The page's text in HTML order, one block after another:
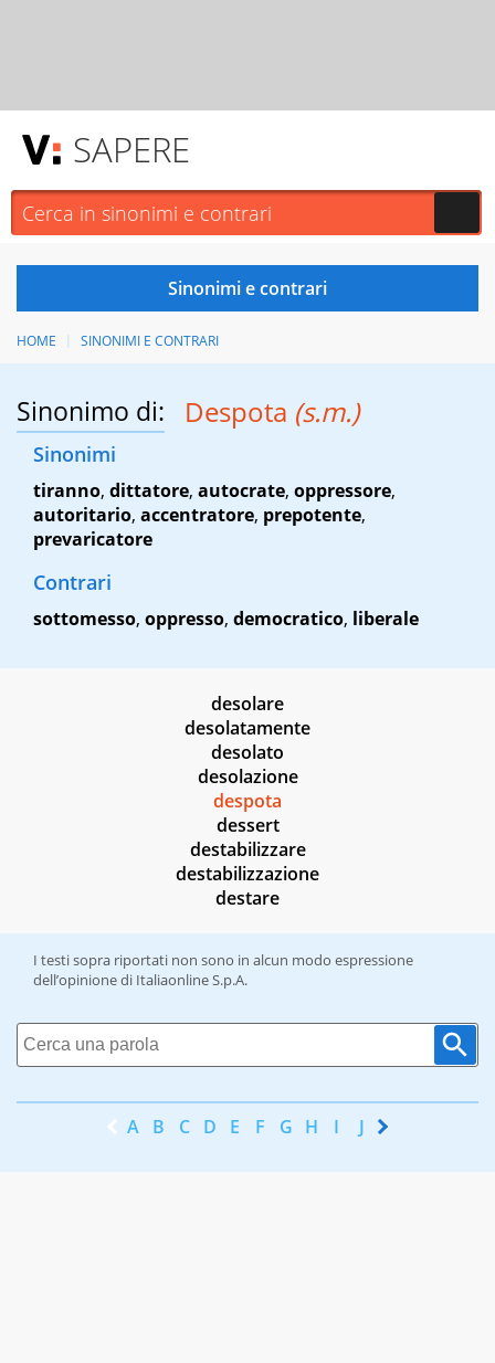
SAPERE
HOME SINONIMI E CONTRARI
Sinonimo di: Despota (s.m.)
Sinonimi
tiranno, dittatore, autocrate, oppressore,
autoritario, accentratore, prepotente,
prevaricatore
Contrari
sottomesso, oppresso, democratico, liberale
desolare
desolatamente
desolato
desolazione
despota
dessert
destabilizzare
destabilizzazione
destare
I testi sopra riportati non sono in alcun modo espressione
dell’opinione di Italiaonline S.p.A.
A B C D E F G H I J K